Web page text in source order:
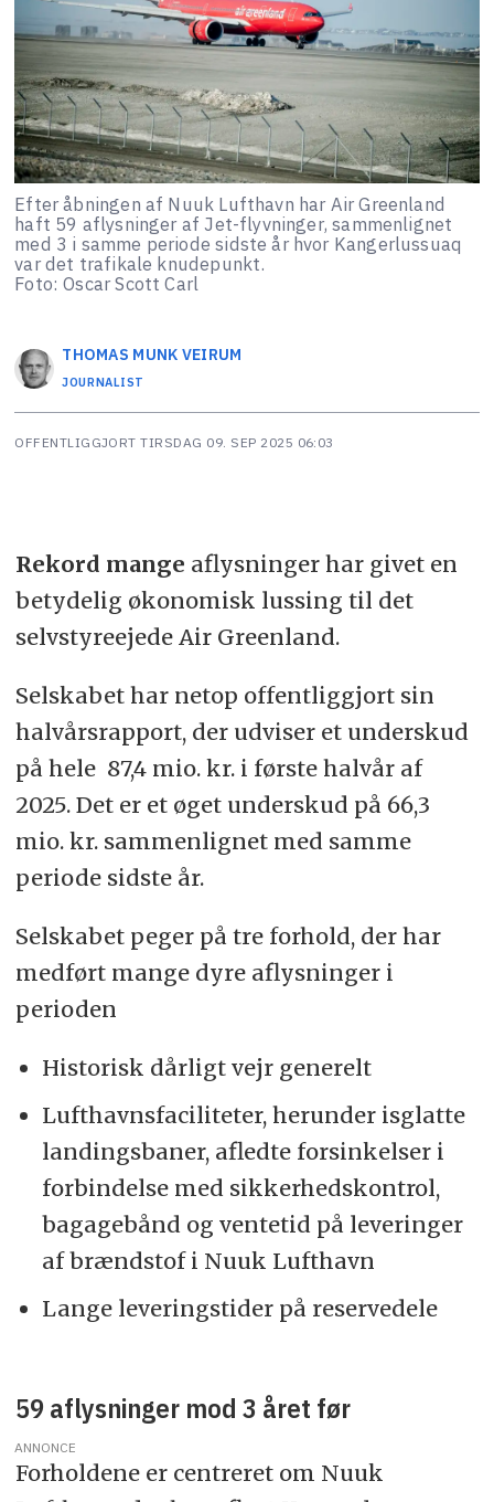
Efter åbningen af Nuuk Lufthavn har Air Greenland
haft 59 aflysninger af Jet-flyvninger, sammenlignet
med 3 i samme periode sidste år hvor Kangerlussuaq
var det trafikale knudepunkt.
Foto: Oscar Scott Carl
THOMAS MUNK VEIRUM
JOURNALIST
OFFENTLIGGJORT TIRSDAG 09. SEP 2025 06:03
Rekord mange aflysninger har givet en
betydelig økonomisk lussing til det
selvstyreejede Air Greenland.
Selskabet har netop offentliggjort sin
halvårsrapport, der udviser et underskud
på hele 87,4 mio. kr. i første halvår af
2025. Det er et øget underskud på 66,3
mio. kr. sammenlignet med samme
periode sidste år.
Selskabet peger på tre forhold, der har
medført mange dyre aflysninger i
perioden
Historisk dårligt vejr generelt
Lufthavnsfaciliteter, herunder isglatte
landingsbaner, afledte forsinkelser i
forbindelse med sikkerhedskontrol,
bagagebånd og ventetid på leveringer
af brændstof i Nuuk Lufthavn
Lange leveringstider på reservedele
59 aflysninger mod 3 året før
ANNONCE
Forholdene er centreret om Nuuk